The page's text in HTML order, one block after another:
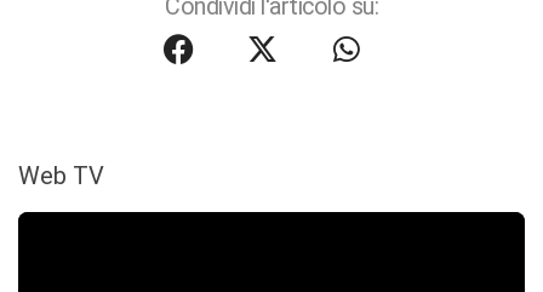
Condividi l'articolo su:
Web TV